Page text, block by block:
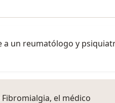
un reumatólogo y
el médico